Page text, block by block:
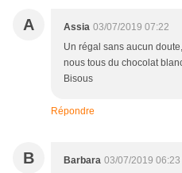
A Assia 03/07/2019 07:22
Un régal sans aucun
nous tous du chocolat
Bisous
Répondre
B Barbara 03/07/2019 06:23